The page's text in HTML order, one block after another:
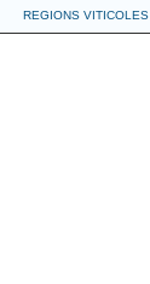
REGIONS VITICOLES